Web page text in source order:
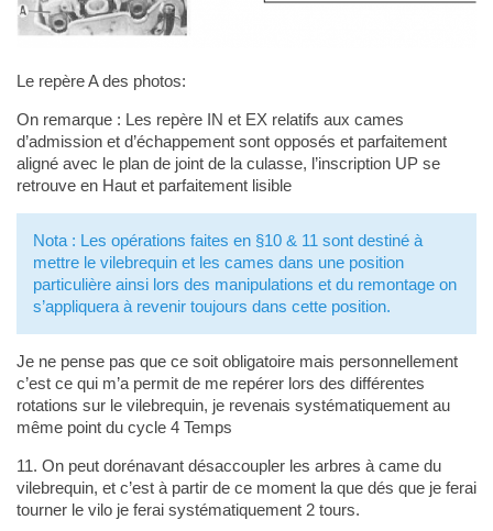
Le repère A des photos:
On remarque : Les repère IN et EX relatifs aux cames
d’admission et d’échappement sont opposés et parfaitement
aligné avec le plan de joint de la culasse, l’inscription UP se
retrouve en Haut et parfaitement lisible
Nota : Les opérations faites en §10 & 11 sont destiné à
mettre le vilebrequin et les cames dans une position
particulière ainsi lors des manipulations et du remontage on
s’appliquera à revenir toujours dans cette position.
Je ne pense pas que ce soit obligatoire mais personnellement
c’est ce qui m’a permit de me repérer lors des différentes
rotations sur le vilebrequin, je revenais systématiquement au
même point du cycle 4 Temps
11. On peut dorénavant désaccoupler les arbres à came du
vilebrequin, et c’est à partir de ce moment la que dés que je ferai
tourner le vilo je ferai systématiquement 2 tours.